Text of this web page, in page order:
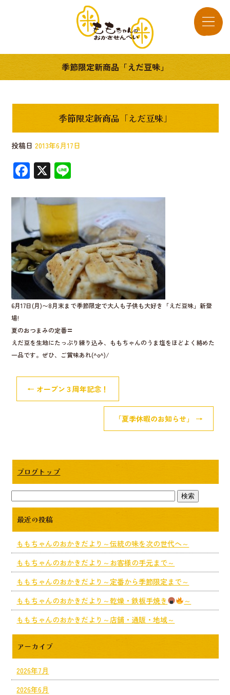
季節限定新商品「えだ豆味」
季節限定新商品「えだ豆味」
投稿日 2013年6月17日
F
ac
e
b
o
o
k
X
e
6月17日(月)〜8月末まで季節限定で大人も子供も大好き「えだ豆味」新登
場!
夏のおつまみの定番〓
えだ豆を生地にたっぷり練り込み、ももちゃんのうま塩をほどよく絡めた
一品です。ぜひ、ご賞味あれ(^o^)/
← オープン３周年記念！
「夏季休暇のお知らせ」 →
ブログトップ
最近の投稿
ももちゃんのおかきだより～伝統の味を次の世代へ～
ももちゃんのおかきだより～お客様の手元まで～
ももちゃんのおかきだより～定番から季節限定まで～
ももちゃんのおかきだより～乾燥・鉄板手焼き
～
ももちゃんのおかきだより～店舗・通販・地域～
アーカイブ
2026年7月
2026年6月